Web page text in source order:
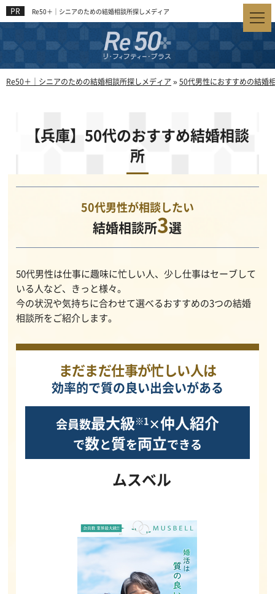
Re50＋｜シニアのための結婚相談所探しメディア
Re50＋｜シニアのための結婚相談所探しメディア »50代男性におすすめの結婚
【兵庫】50代のおすすめ結婚相談
所
50代男性が相談したい
結婚相談所3選
50代男性は仕事に趣味に忙しい人、少し仕事はセーブして
いる人など、きっと様々。
今の状況や気持ちに合わせて選べるおすすめの3つの結婚
相談所をご紹介します。
まだまだ仕事が忙しい人は
効率的で質の良い出会いがある
会員数最大級※1×仲人紹介
で数と質を両立できる
ムスベル